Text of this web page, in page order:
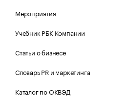
Мероприятия
Учебник РБК Компании
Статьи о бизнесе
Словарь PR и маркетинга
Каталог по ОКВЭД